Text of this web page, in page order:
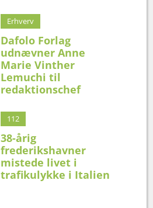
Erhverv
Dafolo Forlag
udnævner Anne
Marie Vinther
Lemuchi til
redaktionschef
112
38-årig
frederikshavner
mistede livet i
trafikulykke i Italien